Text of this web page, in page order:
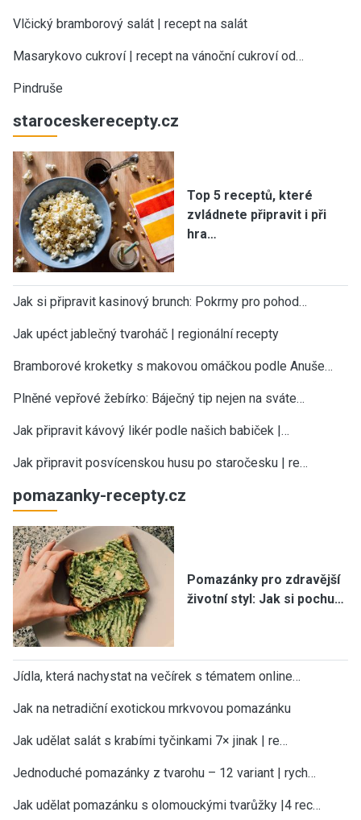
Vlčický bramborový salát | recept na salát
Masarykovo cukroví | recept na vánoční cukroví od…
Pindruše
staroceskerecepty.cz
Top 5 receptů, které
zvládnete připravit i při
hra…
Jak si připravit kasinový brunch: Pokrmy pro pohod…
Jak upéct jablečný tvaroháč | regionální recepty
Bramborové kroketky s makovou omáčkou podle Anuše…
Plněné vepřové žebírko: Báječný tip nejen na sváte…
Jak připravit kávový likér podle našich babiček |…
Jak připravit posvícenskou husu po staročesku | re…
pomazanky-recepty.cz
Pomazánky pro zdravější
životní styl: Jak si pochu…
Jídla, která nachystat na večírek s tématem online…
Jak na netradiční exotickou mrkvovou pomazánku
Jak udělat salát s krabími tyčinkami 7× jinak | re…
Jednoduché pomazánky z tvarohu – 12 variant | rych…
Jak udělat pomazánku s olomouckými tvarůžky |4 rec…